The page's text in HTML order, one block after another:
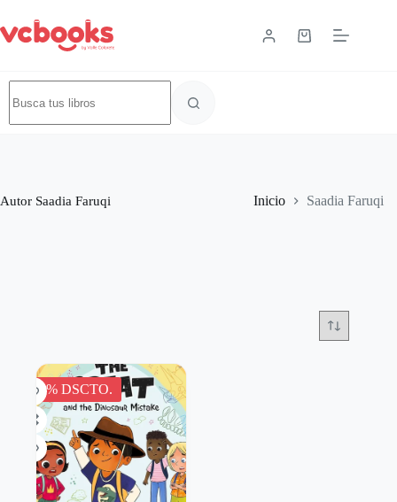
Autor Saadia Faruqi Inicio Saadia Faruqi
-22% DSCTO.